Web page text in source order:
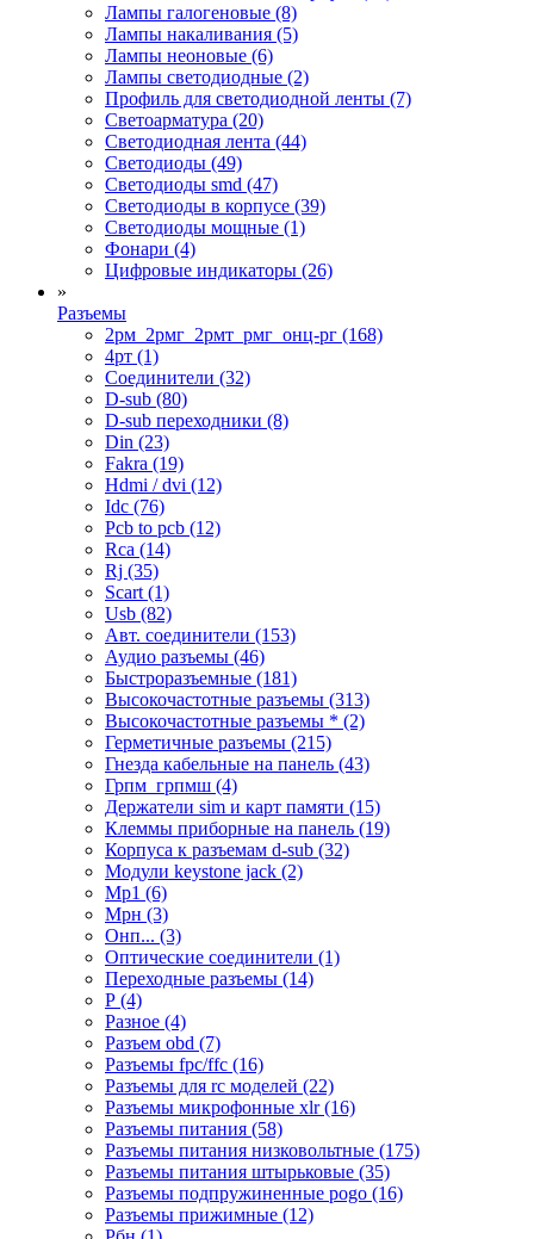
Лампы галогеновые (8)
Лампы накаливания (5)
Лампы неоновые (6)
Лампы светодиодные (2)
Профиль для светодиодной ленты (7)
Светоарматура (20)
Светодиодная лента (44)
Светодиоды (49)
Светодиоды smd (47)
Светодиоды в корпусе (39)
Светодиоды мощные (1)
Фонари (4)
Цифровые индикаторы (26)
»
Разъемы
2рм_2рмг_2рмт_рмг_онц-рг (168)
4рт (1)
Cоединители (32)
D-sub (80)
D-sub переходники (8)
Din (23)
Fakra (19)
Hdmi / dvi (12)
Idc (76)
Pcb to pcb (12)
Rca (14)
Rj (35)
Scart (1)
Usb (82)
Авт. соединители (153)
Аудио разъемы (46)
Быстроразъемные (181)
Высокочастотные разъемы (313)
Высокочастотные разъемы * (2)
Герметичные разъемы (215)
Гнезда кабельные на панель (43)
Грпм_грпмш (4)
Держатели sim и карт памяти (15)
Клеммы приборные на панель (19)
Корпуса к разъемам d-sub (32)
Модули keystone jack (2)
Мр1 (6)
Мрн (3)
Онп... (3)
Оптические соединители (1)
Переходные разъемы (14)
Р (4)
Разное (4)
Разъем obd (7)
Разъемы fpc/ffc (16)
Разъемы для rc моделей (22)
Разъемы микрофонные xlr (16)
Разъемы питания (58)
Разъемы питания низковольтные (175)
Разъемы питания штырьковые (35)
Разъемы подпружиненные pogo (16)
Разъемы прижимные (12)